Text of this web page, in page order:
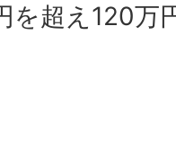
を超え120万